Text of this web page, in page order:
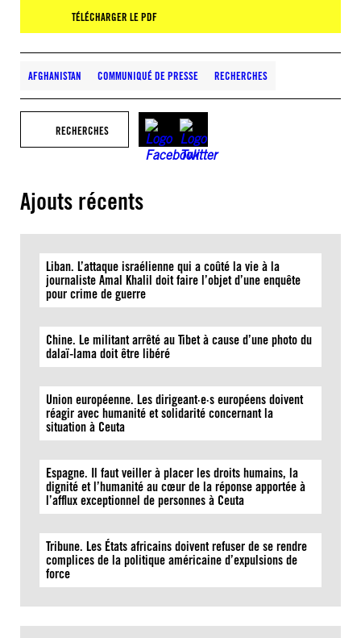
TÉLÉCHARGER LE PDF
AFGHANISTAN COMMUNIQUÉ DE PRESSE RECHERCHES
RECHERCHES
Ajouts récents
Liban. L’attaque israélienne qui a coûté la vie à la
journaliste Amal Khalil doit faire l’objet d’une enquête
pour crime de guerre
Chine. Le militant arrêté au Tibet à cause d’une photo du
dalaï-lama doit être libéré
Union européenne. Les dirigeant·e·s européens doivent
réagir avec humanité et solidarité concernant la
situation à Ceuta
Espagne. Il faut veiller à placer les droits humains, la
dignité et l’humanité au cœur de la réponse apportée à
l’afflux exceptionnel de personnes à Ceuta
Tribune. Les États africains doivent refuser de se rendre
complices de la politique américaine d’expulsions de
force